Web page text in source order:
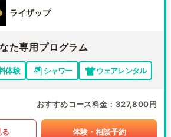
ライザップ
た専用プログラム
体験 シャワー ウェアレンタル
おすすめコース料金 327,800円
体験・相談予約